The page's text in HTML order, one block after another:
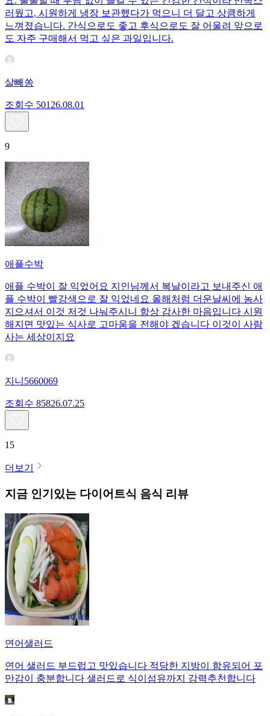
러웠고, 시원하게 냉장 보관했다가 먹으니 더 달고 상큼하게
느껴졌습니다. 간식으로도 좋고 후식으로도 잘 어울려 앞으로
도 자주 구매해서 먹고 싶은 과일입니다.
살빼쏭
조회수 501 26.08.01
9
애플수박
애플 수박이 잘 익었어요 지인님께서 복날이라고 보내주신 애
플 수박이 빨강색으로 잘 익었네요 올해처럼 더운날씨에 농사
지으셔서 이것 저것 나눠주시니 항상 감사한 마음입니다 시원
해지면 맛있는 식사로 고마움을 전해야 겠습니다 이것이 사람
사는 세상이지요
지니5660069
조회수 85826.07.25
15
더보기
지금 인기있는 다이어트식 음식 리뷰
연어샐러드
연어 샐러드 부드럽고 맛있습니다 적당한 지방이 함유되어 포
만감이 충분합니다 샐러드로 식이섬유까지 강력추천합니다